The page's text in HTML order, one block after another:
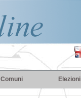
Comuni Elezioni